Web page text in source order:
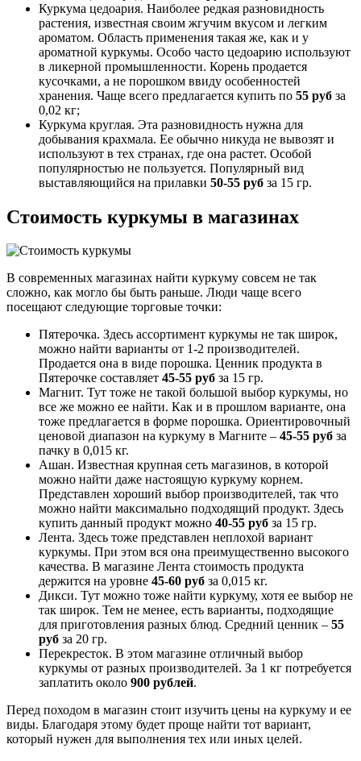
Куркума цедоария. Наиболее редкая разновидность
растения, известная своим жгучим вкусом и легким
ароматом. Область применения такая же, как и у
ароматной куркумы. Особо часто цедоарию используют
в ликерной промышленности. Корень продается
кусочками, а не порошком ввиду особенностей
хранения. Чаще всего предлагается купить по 55 руб за
0,02 кг;
Куркума круглая. Эта разновидность нужна для
добывания крахмала. Ее обычно никуда не вывозят и
используют в тех странах, где она растет. Особой
популярностью не пользуется. Популярный вид
выставляющийся на прилавки 50-55 руб за 15 гр.
Стоимость куркумы в магазинах
В современных магазинах найти куркуму совсем не так
сложно, как могло бы быть раньше. Люди чаще всего
посещают следующие торговые точки:
Пятерочка. Здесь ассортимент куркумы не так широк,
можно найти варианты от 1-2 производителей.
Продается она в виде порошка. Ценник продукта в
Пятерочке составляет 45-55 руб за 15 гр.
Магнит. Тут тоже не такой большой выбор куркумы, но
все же можно ее найти. Как и в прошлом варианте, она
тоже предлагается в форме порошка. Ориентировочный
ценовой диапазон на куркуму в Магните – 45-55 руб за
пачку в 0,015 кг.
Ашан. Известная крупная сеть магазинов, в которой
можно найти даже настоящую куркуму корнем.
Представлен хороший выбор производителей, так что
можно найти максимально подходящий продукт. Здесь
купить данный продукт можно 40-55 руб за 15 гр.
Лента. Здесь тоже представлен неплохой вариант
куркумы. При этом вся она преимущественно высокого
качества. В магазине Лента стоимость продукта
держится на уровне 45-60 руб за 0,015 кг.
Дикси. Тут можно тоже найти куркуму, хотя ее выбор не
так широк. Тем не менее, есть варианты, подходящие
для приготовления разных блюд. Средний ценник – 55
руб за 20 гр.
Перекресток. В этом магазине отличный выбор
куркумы от разных производителей. За 1 кг потребуется
заплатить около 900 рублей.
Перед походом в магазин стоит изучить цены на куркуму и ее
виды. Благодаря этому будет проще найти тот вариант,
который нужен для выполнения тех или иных целей.